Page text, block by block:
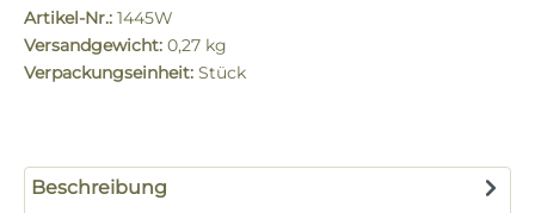
Artikel-Nr.: 1445W
Versandgewicht: 0,27 kg
Verpackungseinheit: Stück
Beschreibung